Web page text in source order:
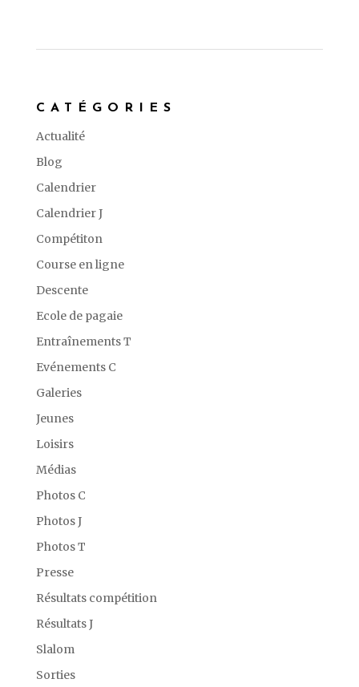
CATÉGORIES
Actualité
Blog
Calendrier
Calendrier J
Compétiton
Course en ligne
Descente
Ecole de pagaie
Entraînements T
Evénements C
Galeries
Jeunes
Loisirs
Médias
Photos C
Photos J
Photos T
Presse
Résultats compétition
Résultats J
Slalom
Sorties